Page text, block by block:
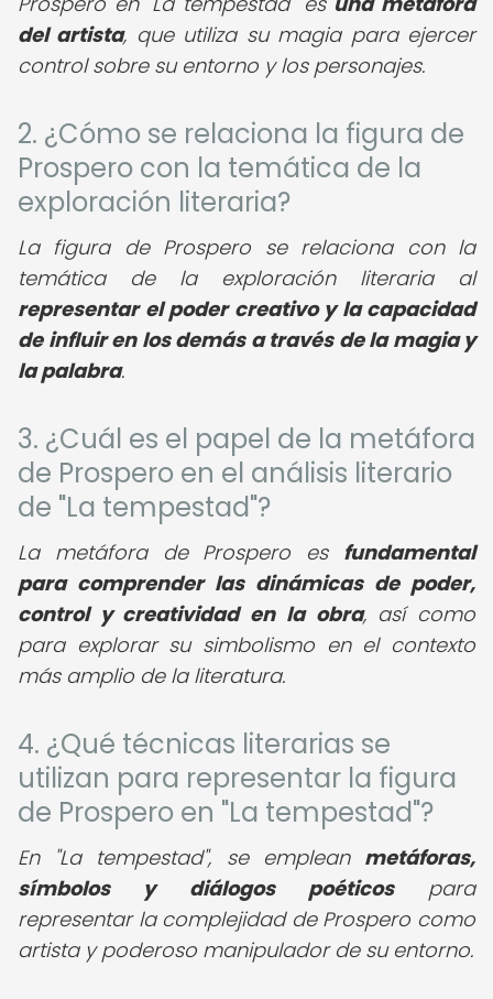
del artista, que utiliza su magia para ejercer
control sobre su entorno y los personajes.
2. ¿Cómo se relaciona la figura de
Prospero con la temática de la
exploración literaria?
La figura de Prospero se relaciona con la
temática de la exploración literaria al
representar el poder creativo y la capacidad
de influir en los demás a través de la magia y
la palabra.
3. ¿Cuál es el papel de la metáfora
de Prospero en el análisis literario
de "La tempestad"?
La metáfora de Prospero es fundamental
para comprender las dinámicas de poder,
control y creatividad en la obra, así como
para explorar su simbolismo en el contexto
más amplio de la literatura.
4. ¿Qué técnicas literarias se
utilizan para representar la figura
de Prospero en "La tempestad"?
En "La tempestad", se emplean metáforas,
símbolos y diálogos poéticospara
representar la complejidad de Prospero como
artista y poderoso manipulador de su entorno.